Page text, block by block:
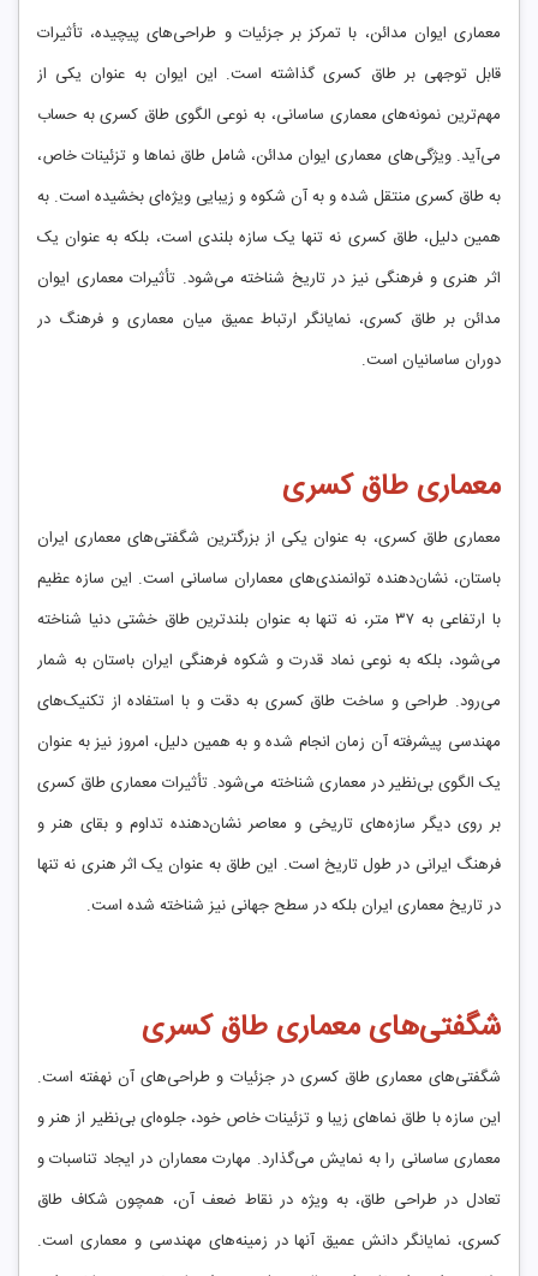
معماری ایوان مدائن، با تمرکز بر جزئیات و طراحی‌های پیچیده، تأثیرات
قابل توجهی بر طاق کسری گذاشته است. این ایوان به عنوان یکی از
مهم‌ترین نمونه‌های معماری ساسانی، به نوعی الگوی طاق کسری به حساب
می‌آید. ویژگی‌های معماری ایوان مدائن، شامل طاق نماها و تزئینات خاص،
به طاق کسری منتقل شده و به آن شکوه و زیبایی ویژه‌ای بخشیده است. به
همین دلیل، طاق کسری نه تنها یک سازه بلندی است، بلکه به عنوان یک
اثر هنری و فرهنگی نیز در تاریخ شناخته می‌شود. تأثیرات معماری ایوان
مدائن بر طاق کسری، نمایانگر ارتباط عمیق میان معماری و فرهنگ در
دوران ساسانیان است.
معماری طاق کسری
معماری طاق کسری، به عنوان یکی از بزرگترین شگفتی‌های معماری ایران
باستان، نشان‌دهنده توانمندی‌های معماران ساسانی است. این سازه عظیم
با ارتفاعی به ۳۷ متر، نه تنها به عنوان بلندترین طاق خشتی دنیا شناخته
می‌شود، بلکه به نوعی نماد قدرت و شکوه فرهنگی ایران باستان به شمار
می‌رود. طراحی و ساخت طاق کسری به دقت و با استفاده از تکنیک‌های
مهندسی پیشرفته آن زمان انجام شده و به همین دلیل، امروز نیز به عنوان
یک الگوی بی‌نظیر در معماری شناخته می‌شود. تأثیرات معماری طاق کسری
بر روی دیگر سازه‌های تاریخی و معاصر نشان‌دهنده تداوم و بقای هنر و
فرهنگ ایرانی در طول تاریخ است. این طاق به عنوان یک اثر هنری نه تنها
در تاریخ معماری ایران بلکه در سطح جهانی نیز شناخته شده است.
شگفتی‌های معماری طاق کسری
شگفتی‌های معماری طاق کسری در جزئیات و طراحی‌های آن نهفته است.
این سازه با طاق نماهای زیبا و تزئینات خاص خود، جلوه‌ای بی‌نظیر از هنر و
معماری ساسانی را به نمایش می‌گذارد. مهارت معماران در ایجاد تناسبات و
تعادل در طراحی طاق، به ویژه در نقاط ضعف آن، همچون شکاف طاق
کسری، نمایانگر دانش عمیق آنها در زمینه‌های مهندسی و معماری است.